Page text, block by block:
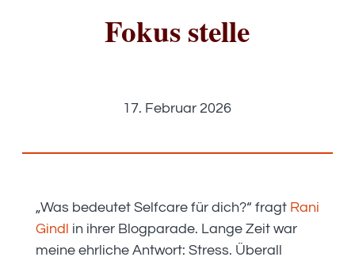
Fokus stelle
17. Februar 2026
„Was bedeutet Selfcare für dich?“ fragt Rani
Gindl in ihrer Blogparade. Lange Zeit war
meine ehrliche Antwort: Stress. Überall